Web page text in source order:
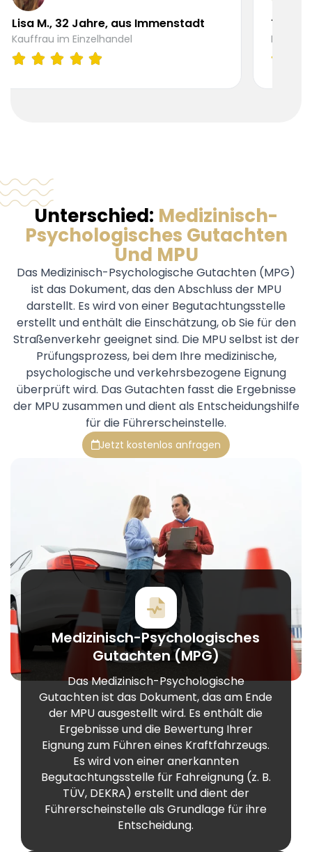
aus Immenstadt Tobias R., 45 Jahre
KFZ-Mechatroniker
Unterschied: Medizinisch-
Psychologisches Gutachten
Und MPU
Das Medizinisch-Psychologische Gutachten (MPG)
ist das Dokument, das den Abschluss der MPU
darstellt. Es wird von einer Begutachtungsstelle
erstellt und enthält die Einschätzung, ob Sie für den
Straßenverkehr geeignet sind. Die MPU selbst ist der
Prüfungsprozess, bei dem Ihre medizinische,
psychologische und verkehrsbezogene Eignung
überprüft wird. Das Gutachten fasst die Ergebnisse
der MPU zusammen und dient als Entscheidungshilfe
für die Führerscheinstelle.
Jetzt kostenlos anfragen
Medizinisch-Psychologisches
Gutachten (MPG)
Das Medizinisch-Psychologische
Gutachten ist das Dokument, das am Ende
der MPU ausgestellt wird. Es enthält die
Ergebnisse und die Bewertung Ihrer
Eignung zum Führen eines Kraftfahrzeugs.
Es wird von einer anerkannten
Begutachtungsstelle für Fahreignung (z. B.
TÜV, DEKRA) erstellt und dient der
Führerscheinstelle als Grundlage für ihre
Entscheidung.